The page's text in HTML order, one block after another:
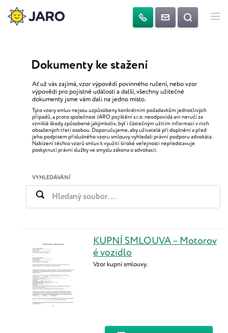
Dokumenty ke stažení
Ať už vás zajímá, vzor výpovědi povinného ručení, nebo vzor
výpovědi pro pojistné události a další, všechny užitečné
dokumenty jsme vám dali na jedno místo.
Tyto vzory smluv nejsou uzpůsobeny konkrétním požadavkům jednotlivých
případů, a proto společnost JARO pojištění s.r.o. neodpovídá ani neručí za
vzniklé škody způsobené jakýmkoliv, byť i částečným užitím informací v nich
obsažených třetí osobou. Doporučujeme, aby uživatelé při doplnění a před
jeho podpisem příslušného vzoru smlouvy vyhledali právní podporu advokáta.
Nabízení těchto vzorů smluv k využití široké veřejnosti nepředstavuje
poskytnutí právní služby ve smyslu zákona o advokacii.
VYHLEDÁVÁNÍ
KUPNÍ SMLOUVA – Motorov
é vozidlo
Vzor kupní smlouvy.